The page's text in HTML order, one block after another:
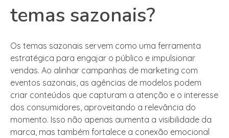
temas sazonais?
Os temas sazonais servem como uma ferramenta
estratégica para engajar o público e impulsionar
vendas. Ao alinhar campanhas de marketing com
eventos sazonais, as agências de modelos podem
criar conteúdos que capturam a atenção e o interesse
dos consumidores, aproveitando a relevância do
momento. Isso não apenas aumenta a visibilidade da
marca, mas também fortalece a conexão emocional